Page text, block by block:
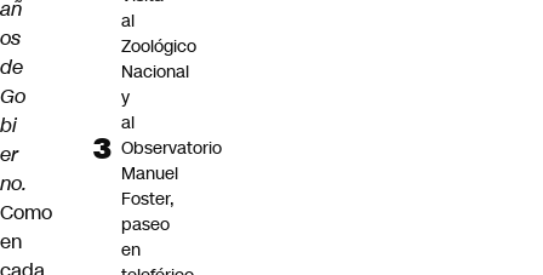
añ
os
de
Go
bi
er
no.
Como
en
al
Zoológico
Nacional
y
al
Observatorio
Manuel
Foster,
paseo
en